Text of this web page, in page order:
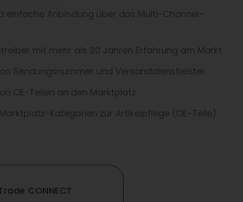
einfache Anbindung über das Multi-Channel-
mit mehr als 20 Jahren Erfahrung am Markt
Sendungsnummer und Versanddienstleister
OE-Teilen an den Marktplatz
Kategorien zur Artikelpflege (OE-Teile)
CONNECT